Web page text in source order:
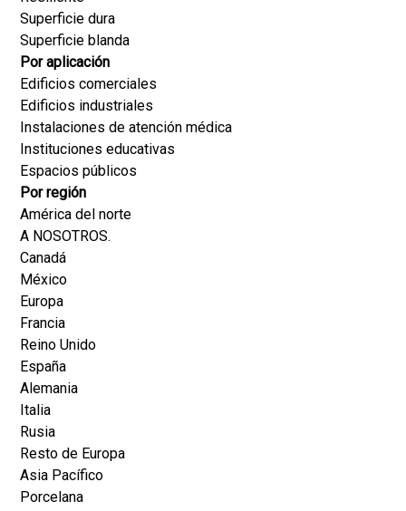
Superficie dura
Superficie blanda
Por aplicación
Edificios comerciales
Edificios industriales
Instalaciones de atención médica
Instituciones educativas
Espacios públicos
Por región
América del norte
A NOSOTROS.
Canadá
México
Europa
Francia
Reino Unido
España
Alemania
Italia
Rusia
Resto de Europa
Asia Pacífico
Porcelana